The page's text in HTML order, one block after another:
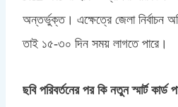
অন্তর্ভুক্ত। এক্ষেত্রে জেলা নির্বাচন
তাই ১৫-৩০ দিন সময় লাগতে পারে।
ছবি পরিবর্তনের পর কি নতুন স্মার্ট কার্ড